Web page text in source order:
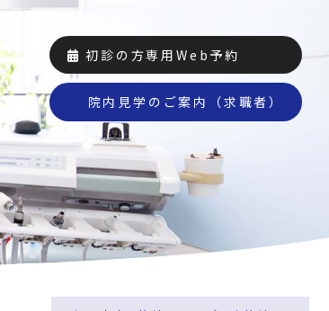
初診の方専用Web予約
院内見学のご案内（求職者）